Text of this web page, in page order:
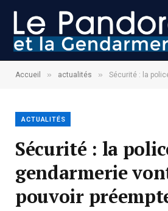
Accueil » actualités » Sécurité : la police et la
ACTUALITÉS
Sécurité : la
gendarmerie
pouvoir